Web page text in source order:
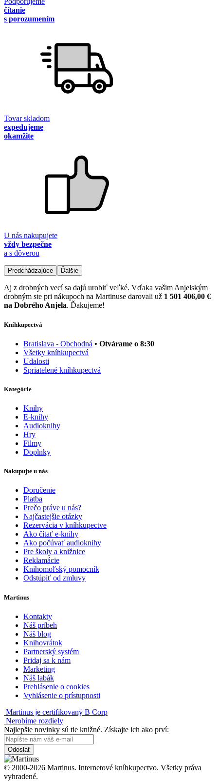
čítanie
s porozumením
Tovar skladom
expedujeme
okamžite
U nás nakupujete
vždy bezpečne
a s dôverou
Predchádzajúce Ďalšie
Aj z drobných vecí sa dajú urobiť veľké. Vďaka vašim Anjelským
drobným ste pri nákupoch na Martinuse darovali už 1 501 406,00 €
na Dobrého Anjela. Ďakujeme!
Kníhkupectvá
Bratislava - Obchodná • Otvárame o 8:30
Všetky kníhkupectvá
Udalosti
Spriatelené kníhkupectvá
Kategórie
Knihy
E-knihy
Audioknihy
Hry
Filmy
Doplnky
Nakupujte u nás
Doručenie
Platba
Prečo práve u nás?
Najčastejšie otázky
Rezervácia v kníhkupectve
Ako čítať e-knihy
Ako počúvať audioknihy
Pre školy a knižnice
Reklamácie
Knihomoľský pomocník
Odstúpiť od zmluvy
Martinus
Kontakty
Náš príbeh
Náš blog
Knihovrátok
Partnerský systém
Pridaj sa k nám
Marketing
Náš labák
Prehlásenie o cookies
Vyhlásenie o prístupnosti
Martinus je certifikovaný B Corp
Nerobíme rozdiely
Najlepšie novinky sú tie knižné. Získajte ich ako prví:
Odoslať
© 2000-2026 Martinus. Internetové kníhkupectvo. Všetky práva
vyhradené.